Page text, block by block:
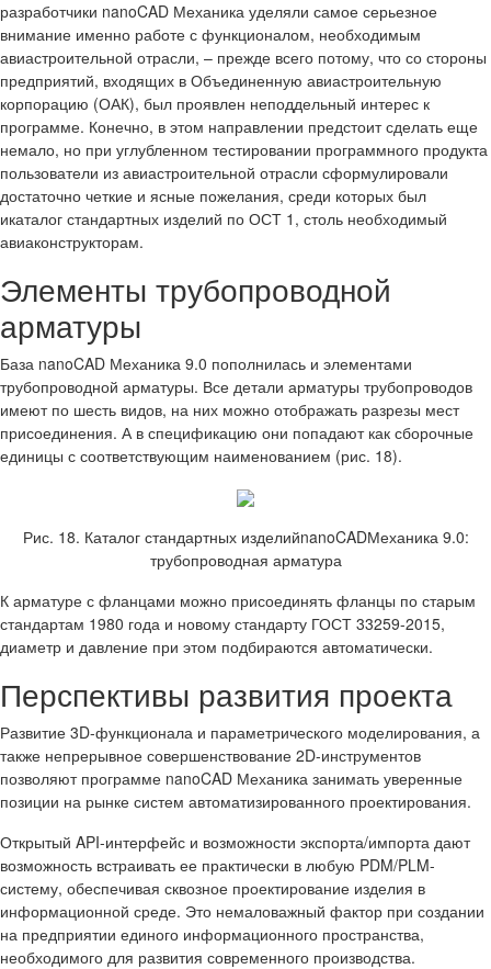
разработчики nanoCAD Механика уделяли самое серьезное
внимание именно работе с функционалом, необходимым
авиастроительной отрасли, – прежде всего потому, что со стороны
предприятий, входящих в Объединенную авиастроительную
корпорацию (ОАК), был проявлен неподдельный интерес к
программе. Конечно, в этом направлении предстоит сделать еще
немало, но при углубленном тестировании программного продукта
пользователи из авиастроительной отрасли сформулировали
достаточно четкие и ясные пожелания, среди которых был
икаталог стандартных изделий по ОСТ 1, столь необходимый
авиаконструкторам.
Элементы трубопроводной
арматуры
База nanoCAD Механика 9.0 пополнилась и элементами
трубопроводной арматуры. Все детали арматуры трубопроводов
имеют по шесть видов, на них можно отображать разрезы мест
присоединения. А в спецификацию они попадают как сборочные
единицы с соответствующим наименованием (рис. 18).
Рис. 18. Каталог стандартных изделийnanoCADМеханика 9.0:
трубопроводная арматура
К арматуре с фланцами можно присоединять фланцы по старым
стандартам 1980 года и новому стандарту ГОСТ 33259-2015,
диаметр и давление при этом подбираются автоматически.
Перспективы развития проекта
Развитие 3D-функционала и параметрического моделирования, а
также непрерывное совершенствование 2D-инструментов
позволяют программе nanoCAD Механика занимать уверенные
позиции на рынке систем автоматизированного проектирования.
Открытый API-интерфейс и возможности экспорта/импорта дают
возможность встраивать ее практически в любую PDM/PLM-
систему, обеспечивая сквозное проектирование изделия в
информационной среде. Это немаловажный фактор при создании
на предприятии единого информационного пространства,
необходимого для развития современного производства.